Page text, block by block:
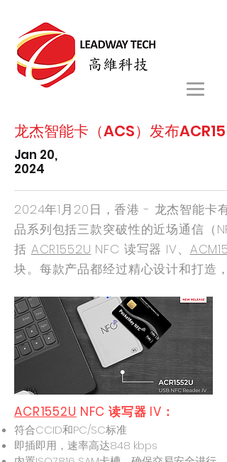
龙杰智能卡（ACS）发布
Jan 20,
2024
2024年1月20日，香港 - 龙杰智能卡
品系列包括三款突破性的近场通信（
括 ACR1552U NFC 读写器 IV、
块。每款产品都经过精心设计和打造
ACR1552U NFC 读写器 IV：
符合CCID和PC/SC标准
即插即用，速率高达848 kbps